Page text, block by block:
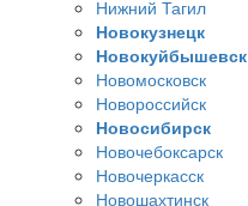
Нижний Тагил
Новокузнецк
Новокуйбышевск
Новомосковск
Новороссийск
Новосибирск
Новочебоксарск
Новочеркасск
Новошахтинск